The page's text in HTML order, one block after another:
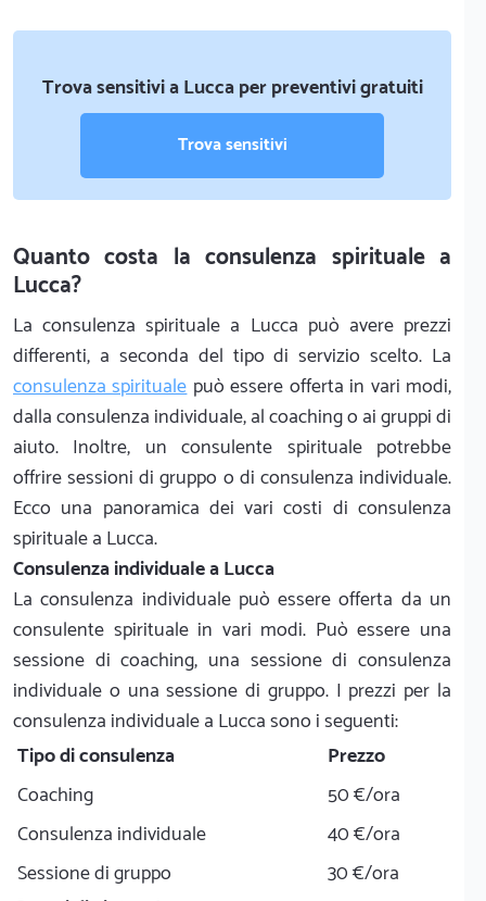
Trova sensitivi a Lucca per preventivi gratuiti
Trova sensitivi
Quanto costa la consulenza spirituale a
Lucca?
La consulenza spirituale a Lucca può avere prezzi
differenti, a seconda del tipo di servizio scelto. La
consulenza spiritualepuò essere offerta in vari modi,
dalla consulenza individuale, al coaching o ai gruppi di
aiuto. Inoltre, un consulente spirituale potrebbe
offrire sessioni di gruppo o di consulenza individuale.
Ecco una panoramica dei vari costi di consulenza
spirituale a Lucca.
Consulenza individuale a Lucca
La consulenza individuale può essere offerta da un
consulente spirituale in vari modi. Può essere una
sessione di coaching, una sessione di consulenza
individuale o una sessione di gruppo. I prezzi per la
consulenza individuale a Lucca sono i seguenti:
Tipo di consulenza
Prezzo
Coaching
50 €/ora
Consulenza individuale
40 €/ora
Sessione di gruppo
30 €/ora